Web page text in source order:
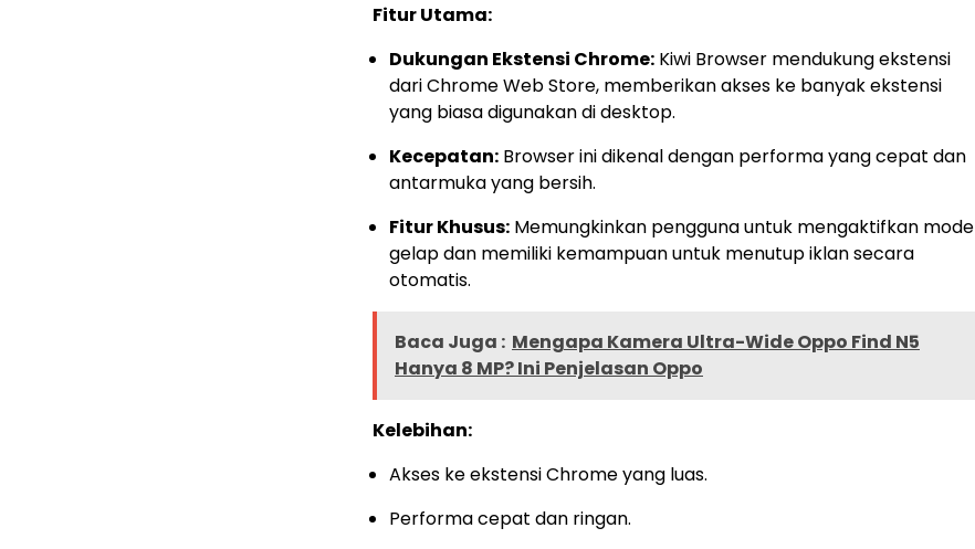
Fitur Utama:
Dukungan Ekstensi Chrome: Kiwi Browser mendukung ekstensi
dari Chrome Web Store, memberikan akses ke banyak ekstensi
yang biasa digunakan di desktop.
Kecepatan: Browser ini dikenal dengan performa yang cepat dan
antarmuka yang bersih.
Fitur Khusus: Memungkinkan pengguna untuk mengaktifkan mode
gelap dan memiliki kemampuan untuk menutup iklan secara
otomatis.
Baca Juga : Mengapa Kamera Ultra-Wide Oppo Find N5
Hanya 8 MP? Ini Penjelasan Oppo
Kelebihan:
Akses ke ekstensi Chrome yang luas.
Performa cepat dan ringan.